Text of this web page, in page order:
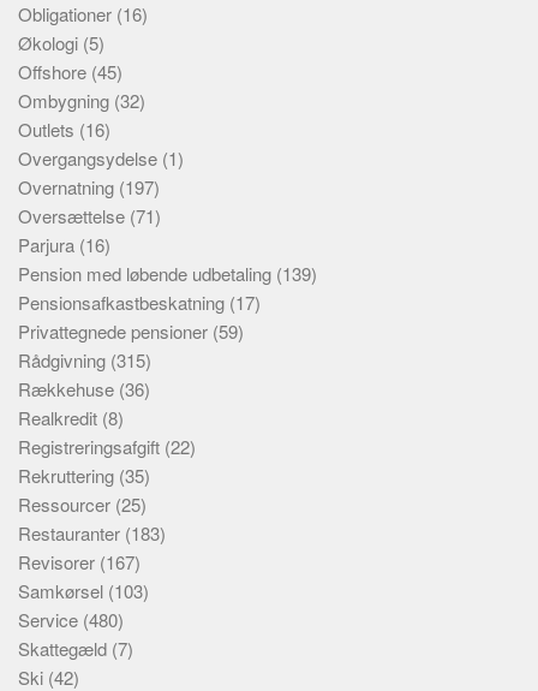
Obligationer (16)
Økologi (5)
Offshore (45)
Ombygning (32)
Outlets (16)
Overgangsydelse (1)
Overnatning (197)
Oversættelse (71)
Parjura (16)
Pension med løbende udbetaling (139)
Pensionsafkastbeskatning (17)
Privattegnede pensioner (59)
Rådgivning (315)
Rækkehuse (36)
Realkredit (8)
Registreringsafgift (22)
Rekruttering (35)
Ressourcer (25)
Restauranter (183)
Revisorer (167)
Samkørsel (103)
Service (480)
Skattegæld (7)
Ski (42)